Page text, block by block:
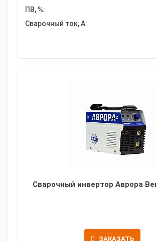
ПВ, %:
Сварочный ток, А:
Сварочный инвертор Аврора
ЗАКАЗАТЬ